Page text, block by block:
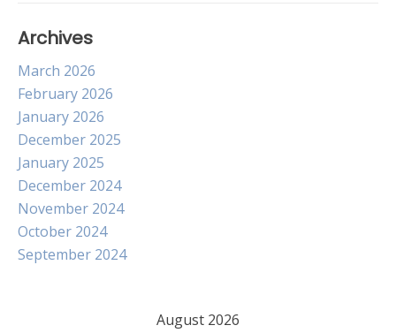
Archives
March 2026
February 2026
January 2026
December 2025
January 2025
December 2024
November 2024
October 2024
September 2024
August 2026